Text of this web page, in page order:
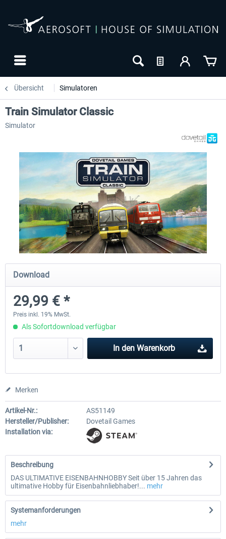
Übersicht Simulatoren
Fernbus Simulator
29,95 € *
Train Simulator Classic
Train Simulator Classic
Simulator
Download
29,99 € *
Preis inkl. 19% MwSt.
Als Sofortdownload verfügbar
In den Warenkorb
Merken
Artikel-Nr.:
AS51149
Hersteller/Publisher:
Dovetail Games
Installation via:
Beschreibung
DAS ULTIMATIVE EISENBAHNHOBBY Seit über 15 Jahren das
ultimative Hobby für Eisenbahnliebhaber!... mehr
Systemanforderungen
mehr